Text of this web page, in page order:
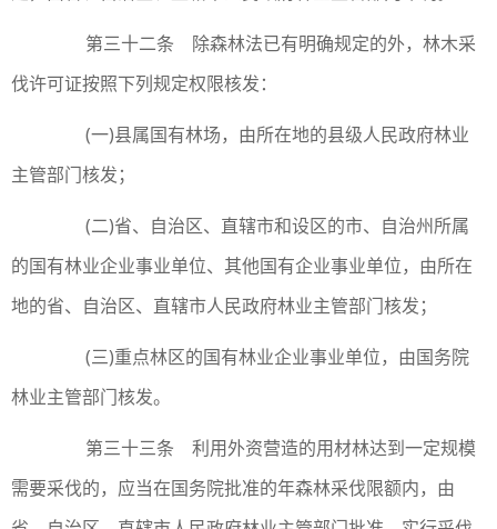
第三十二条 除森林法已有明确规定的外，林木采
伐许可证按照下列规定权限核发：
(一)县属国有林场，由所在地的县级人民政府林业
主管部门核发；
(二)省、自治区、直辖市和设区的市、自治州所属
的国有林业企业事业单位、其他国有企业事业单位，由所在
地的省、自治区、直辖市人民政府林业主管部门核发；
(三)重点林区的国有林业企业事业单位，由国务院
林业主管部门核发。
第三十三条 利用外资营造的用材林达到一定规模
需要采伐的，应当在国务院批准的年森林采伐限额内，由